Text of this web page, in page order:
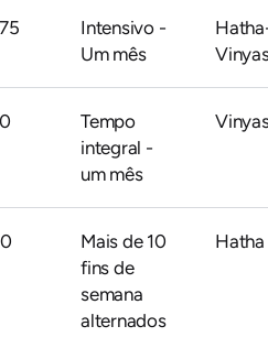
Intensivo -
Um mês
Tempo
integral -
um mês
Mais de 10
fins de
semana
alternados
Hatha